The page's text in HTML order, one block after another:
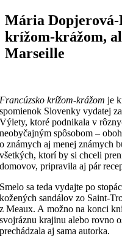
Mária Dopjerová-
krížom-krážom,
Marseille
Francúzsko krížom-krážom je
spomienok Slovenky vydatej
Výlety, ktoré podnikala v
neobyčajným spôsobom –
o známych aj menej známych
všetkých, ktorí by si chceli
domovov, pripravila aj pár
Smelo sa teda vydajte po
kožených sandálov zo Saint-
z Meaux. A možno na konci
svojráznu krajinu alebo rovno
prechádzala aj sama autorka.